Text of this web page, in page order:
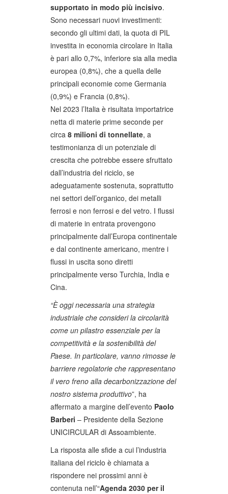
supportato in modo più incisivo.
Sono necessari nuovi investimenti:
secondo gli ultimi dati, la quota di PIL
investita in economia circolare in Italia
è pari allo 0,7%, inferiore sia alla media
europea (0,8%), che a quella delle
principali economie come Germania
(0,9%) e Francia (0,8%).
Nel 2023 l’Italia è risultata importatrice
netta di materie prime seconde per
circa 8 milioni di tonnellate, a
testimonianza di un potenziale di
crescita che potrebbe essere sfruttato
dall’industria del riciclo, se
adeguatamente sostenuta, soprattutto
nei settori dell’organico, dei metalli
ferrosi e non ferrosi e del vetro. I flussi
di materie in entrata provengono
principalmente dall’Europa continentale
e dal continente americano, mentre i
flussi in uscita sono diretti
principalmente verso Turchia, India e
Cina.
“È oggi necessaria una strategia
industriale che consideri la circolarità
come un pilastro essenziale per la
competitività e la sostenibilità del
Paese. In particolare, vanno rimosse le
barriere regolatorie che rappresentano
il vero freno alla decarbonizzazione del
nostro sistema produttivo”, ha
affermato a margine dell’evento Paolo
Barberi – Presidente della Sezione
UNICIRCULAR di Assoambiente.
La risposta alle sfide a cui l’industria
italiana del riciclo è chiamata a
rispondere nei prossimi anni è
contenuta nell’“Agenda 2030 per il